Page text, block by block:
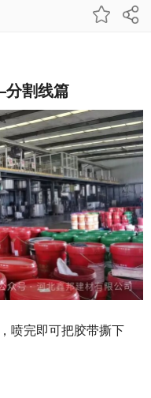
割线篇
喷完即可把胶带撕下